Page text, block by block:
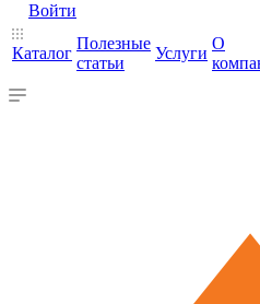
Войти
Каталог
Полезные
статьи
Услуги
О